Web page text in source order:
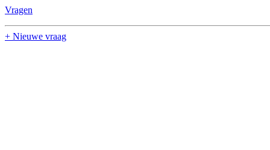
Vragen
+ Nieuwe vraag